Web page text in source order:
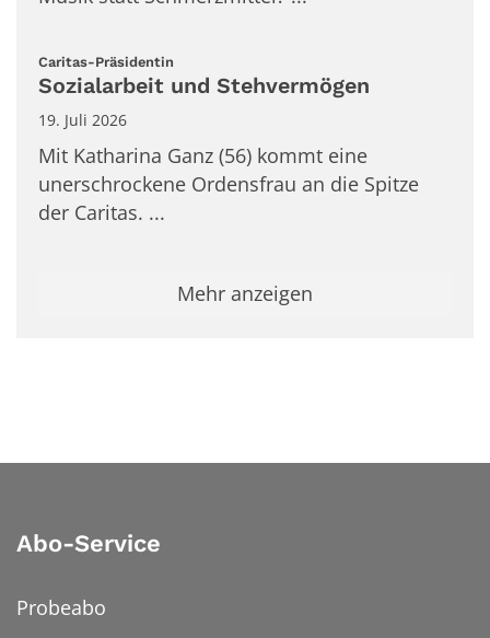
Caritas-Präsidentin
Sozialarbeit und Stehvermögen
19. Juli 2026
Mit Katharina Ganz (56) kommt eine
unerschrockene Ordensfrau an die Spitze
der Caritas. ...
Mehr anzeigen
Abo-Service
Probeabo